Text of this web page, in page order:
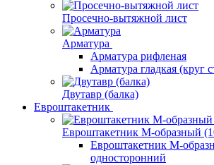
Просечно-вытяжной лист
Арматура
Арматура рифленая
Арматура гладкая (круг
Двутавр (балка)
Евроштакетник
Евроштакетник М-образный
Евроштакетник М-
односторонний